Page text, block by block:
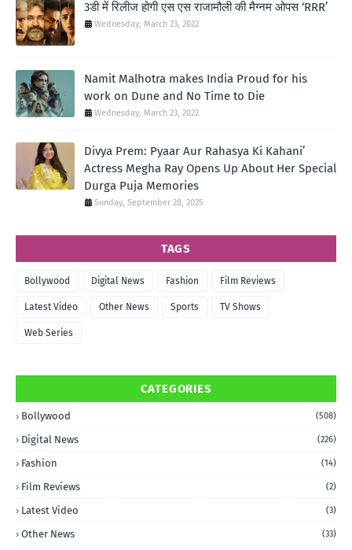
3डी में रिलीज होगी एस एस राजामौली की मैग्नम ओपस ‘RRR’
Wednesday, March 23, 2022
Namit Malhotra makes India Proud for his
work on Dune and No Time to Die
Wednesday, March 23, 2022
Divya Prem: Pyaar Aur Rahasya Ki Kahani’
Actress Megha Ray Opens Up About Her Special
Durga Puja Memories
Sunday, September 28, 2025
TAGS
Bollywood Digital News Fashion Film Reviews
Latest Video Other News Sports TV Shows
Web Series
CATEGORIES
Bollywood (508)
Digital News (226)
Fashion (14)
Film Reviews (2)
Latest Video (3)
Other News (33)